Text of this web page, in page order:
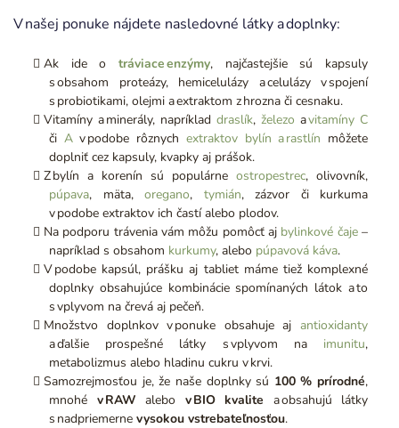
V našej ponuke nájdete nasledovné látky a doplnky:
Ak ide o tráviace enzýmy, najčastejšie sú kapsuly
s obsahom proteázy, hemicelulázy a celulázy v spojení
s probiotikami, olejmi a extraktom z hrozna či cesnaku.
Vitamíny a minerály, napríklad draslík, železo avitamíny C
či Av podobe rôznych extraktov bylín a rastlín môžete
doplniť cez kapsuly, kvapky aj prášok.
Z bylín a korenín sú populárne ostropestrec, olivovník,
púpava, mäta, oregano, tymián, zázvor či kurkuma
v podobe extraktov ich častí alebo plodov.
Na podporu trávenia vám môžu pomôcť aj bylinkové čaje–
napríklad s obsahom kurkumy, alebo púpavová káva.
V podobe kapsúl, prášku aj tabliet máme tiež komplexné
doplnky obsahujúce kombinácie spomínaných látok a to
s vplyvom na črevá aj pečeň.
Množstvo doplnkov v ponuke obsahuje aj antioxidanty
a ďalšie prospešné látky s vplyvom na imunitu,
metabolizmus alebo hladinu cukru v krvi.
Samozrejmosťou je, že naše doplnky sú 100 % prírodné,
mnohé v RAW alebo v BIO kvalite a obsahujú látky
s nadpriemerne vysokou vstrebateľnosťou.